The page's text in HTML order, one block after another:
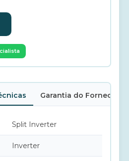
Garantia do Fornecedor
Split Inverter
Inverter